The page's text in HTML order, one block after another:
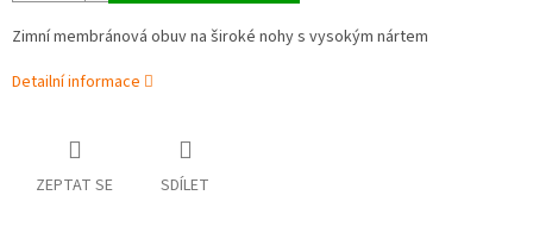
Zimní membránová obuv na široké nohy s vysokým nártem
Detailní informace
ZEPTAT SE SDÍLET